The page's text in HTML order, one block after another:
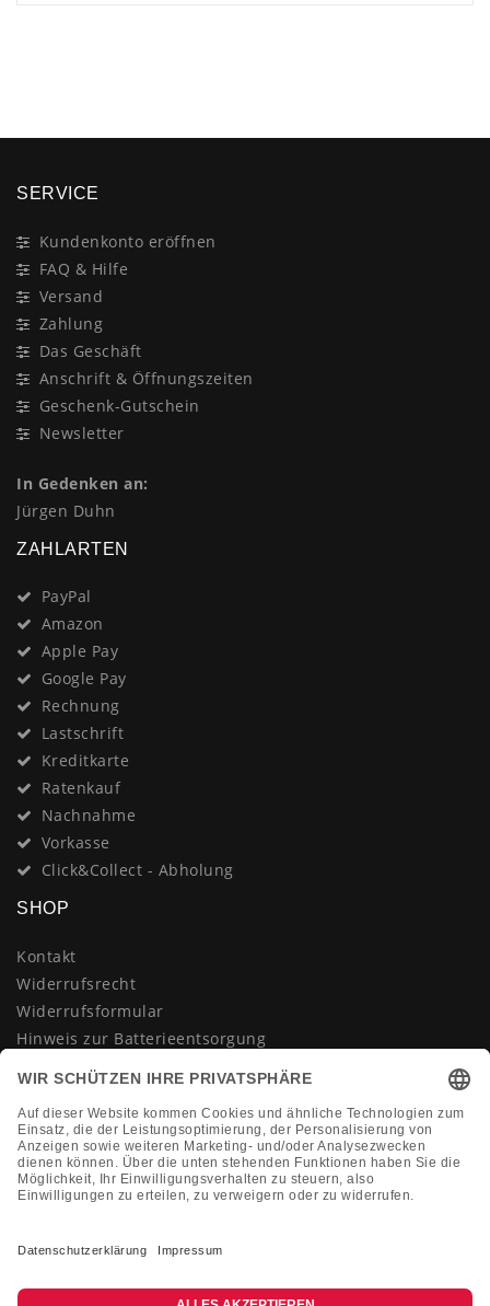
SERVICE
Kundenkonto eröffnen
FAQ & Hilfe
Versand
Zahlung
Das Geschäft
Anschrift & Öffnungszeiten
Geschenk-Gutschein
Newsletter
In Gedenken an:
Jürgen Duhn
ZAHLARTEN
PayPal
Amazon
Apple Pay
Google Pay
Rechnung
Lastschrift
Kreditkarte
Ratenkauf
Nachnahme
Vorkasse
Click&Collect - Abholung
SHOP
Kontakt
Widerrufsrecht
Widerrufsformular
Hinweis zur Batterieentsorgung
Datenschutzerklärung
Impressum
Vertrag widerrufen
Montag-Freitag 10:00-18:00 Uhr
+49 (0)2133 210433